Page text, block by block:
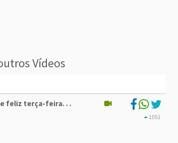
Vídeos
feliz terça-feira. . .
1051